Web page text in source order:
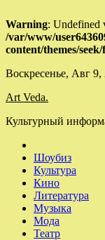
Warning: Undefined
/var/www/
content/themes/
Skip
content
Воскресенье, Авг 9,
Art Veda.
Культурный
Шоубиз
Культура
Кино
Литература
Музыка
Мода
Театр